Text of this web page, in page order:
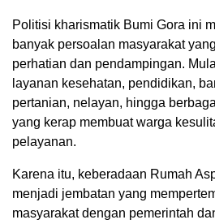
Politisi kharismatik Bumi Gora ini
banyak persoalan masyarakat
perhatian dan pendampingan.
layanan kesehatan, pendidikan,
pertanian, nelayan, hingga
yang kerap membuat warga
pelayanan.
Karena itu, keberadaan Rumah
menjadi jembatan yang
masyarakat dengan pemerintah